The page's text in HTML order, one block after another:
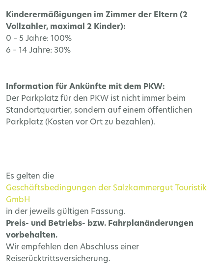
Kinderermäßigungen im Zimmer der Eltern (2
Vollzahler, maximal 2 Kinder):
0 – 5 Jahre: 100%
6 – 14 Jahre: 30%
Information für Ankünfte mit dem PKW:
Der Parkplatz für den PKW ist nicht immer beim
Standortquartier, sondern auf einem öffentlichen
Parkplatz (Kosten vor Ort zu bezahlen).
Es gelten die
Geschäftsbedingungen der Salzkammergut Touristik
GmbH
in der jeweils gültigen Fassung.
Preis- und Betriebs- bzw. Fahrplanänderungen
vorbehalten.
Wir empfehlen den Abschluss einer
Reiserücktrittsversicherung.